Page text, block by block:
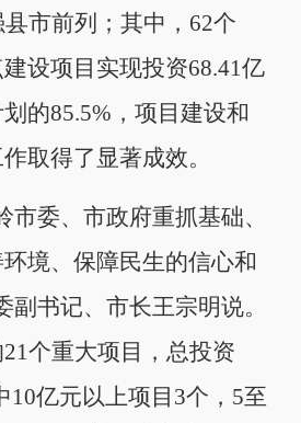
市前列；其中，62个
设项目实现投资68.41亿
的85.5%，项目建设和
取得了显著成效。
委、市政府重抓基础、
境、保障民生的信心和
副书记、市长王宗明说。
个重大项目，总投资
10亿元以上项目3个，5至